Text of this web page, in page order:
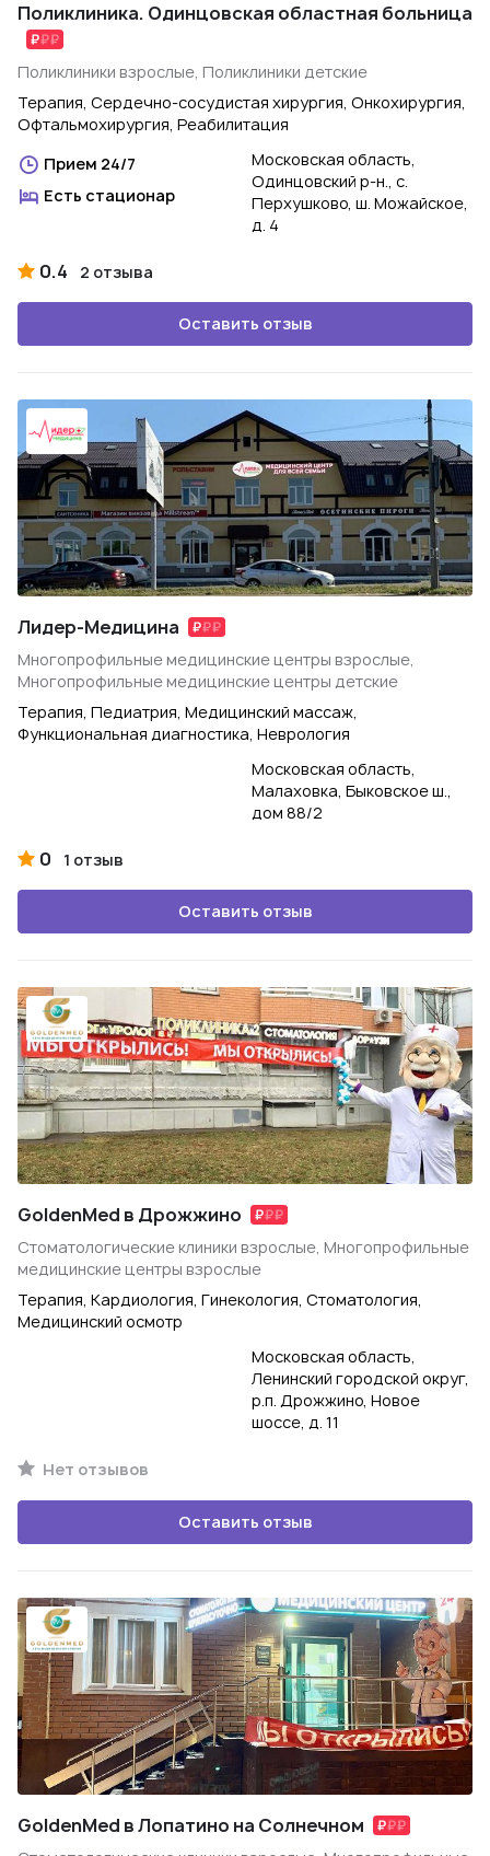
Поликлиника. Одинцовская областная больница
Поликлиники взрослые, Поликлиники детские
Терапия, Сердечно-сосудистая хирургия, Онкохирургия,
Офтальмохирургия, Реабилитация
Прием 24/7
Есть стационар
Московская область,
Одинцовский р-н., с.
Перхушково, ш. Можайское,
д. 4
0.4 2 отзыва
Оставить отзыв
Лидер-Медицина
Многопрофильные медицинские центры взрослые,
Многопрофильные медицинские центры детские
Терапия, Педиатрия, Медицинский массаж,
Функциональная диагностика, Неврология
Московская область,
Малаховка, Быковское ш.,
дом 88/2
0 1 отзыв
Оставить отзыв
GoldenMed в Дрожжино
Стоматологические клиники взрослые, Многопрофильные
медицинские центры взрослые
Терапия, Кардиология, Гинекология, Стоматология,
Медицинский осмотр
Московская область,
Ленинский городской округ,
р.п. Дрожжино, Новое
шоссе, д. 11
Нет отзывов
Оставить отзыв
GoldenMed в Лопатино на Солнечном